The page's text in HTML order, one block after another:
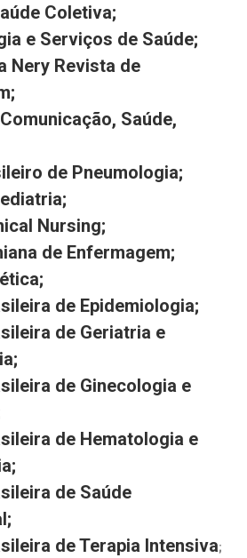
Coletiva;
e Serviços de Saúde;
Nery Revista de
Saúde,
de Pneumologia;
Nursing;
de Enfermagem;
de Epidemiologia;
de Geriatria e
de Ginecologia e
de Hematologia e
de Saúde
de Terapia Intensiva;